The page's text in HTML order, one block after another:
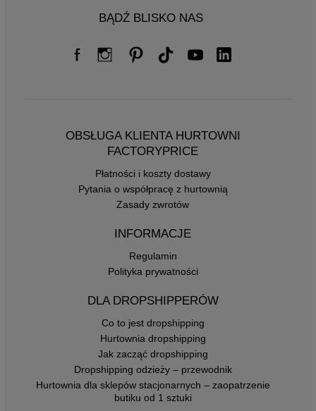
BĄDŹ BLISKO NAS
OBSŁUGA KLIENTA HURTOWNI
FACTORYPRICE
Płatności i koszty dostawy
Pytania o współpracę z hurtownią
Zasady zwrotów
INFORMACJE
Regulamin
Polityka prywatności
DLA DROPSHIPPERÓW
Co to jest dropshipping
Hurtownia dropshipping
Jak zacząć dropshipping
Dropshipping odzieży – przewodnik
Hurtownia dla sklepów stacjonarnych – zaopatrzenie
butiku od 1 sztuki